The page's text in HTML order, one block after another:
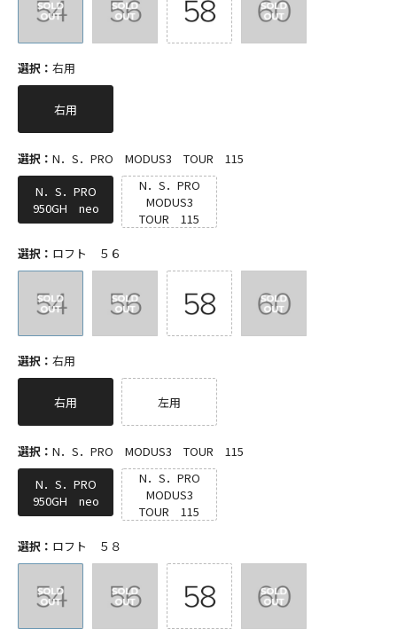
選択： 右用
右用
選択： N．S．PRO MODUS3 TOUR 115
N．S．PRO
950GH neo
N．S．PRO
MODUS3
TOUR 115
選択： ロフト ５６
選択： 右用
右用 左用
選択： N．S．PRO MODUS3 TOUR 115
N．S．PRO
950GH neo
N．S．PRO
MODUS3
TOUR 115
選択： ロフト ５８